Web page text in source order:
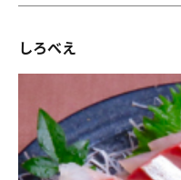
しろべえ